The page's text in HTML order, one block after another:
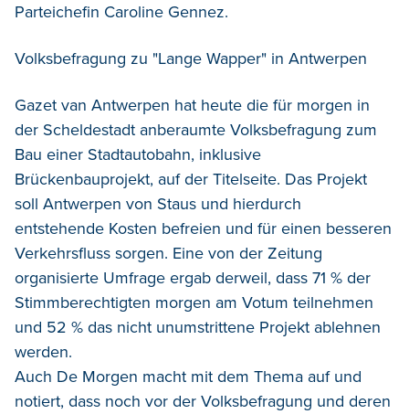
Parteichefin Caroline Gennez.
Volksbefragung zu "Lange Wapper" in Antwerpen
Gazet van Antwerpen hat heute die für morgen in
der Scheldestadt anberaumte Volksbefragung zum
Bau einer Stadtautobahn, inklusive
Brückenbauprojekt, auf der Titelseite. Das Projekt
soll Antwerpen von Staus und hierdurch
entstehende Kosten befreien und für einen besseren
Verkehrsfluss sorgen. Eine von der Zeitung
organisierte Umfrage ergab derweil, dass 71 % der
Stimmberechtigten morgen am Votum teilnehmen
und 52 % das nicht unumstrittene Projekt ablehnen
werden.
Auch De Morgen macht mit dem Thema auf und
notiert, dass noch vor der Volksbefragung und deren